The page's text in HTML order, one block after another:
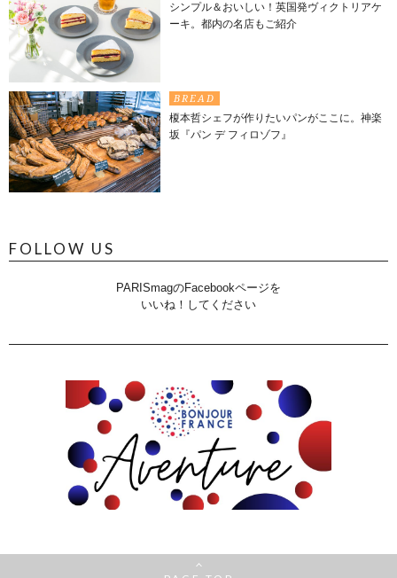
シンプル＆おいしい！英国発ヴィクトリアケ
ーキ。都内の名店もご紹介
BREAD
榎本哲シェフが作りたいパンがここに。神楽
坂『パン デ フィロゾフ』
FOLLOW US
PARISmagのFacebookページを
いいね！してください